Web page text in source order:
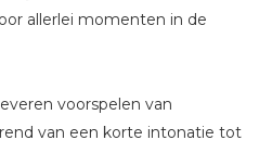
allerlei momenten in de
voorspelen van
van een korte intonatie tot